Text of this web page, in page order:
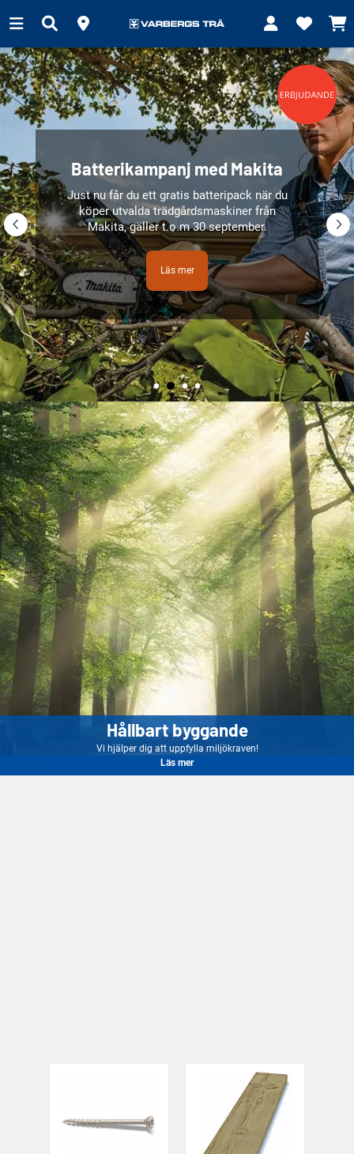
Batterikampanj med Makita
Just nu får du ett gratis batteripack när du
köper utvalda trädgårdsmaskiner från
Makita, gäller t.o.m 30 september.
Läs mer
Hållbart byggande
Vi hjälper dig att uppfylla miljökraven!
Läs mer